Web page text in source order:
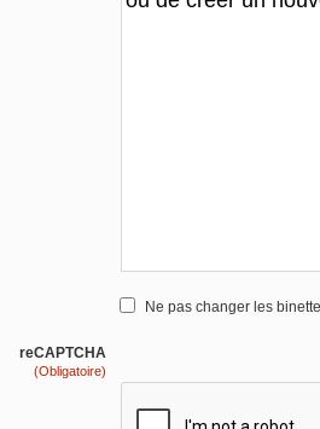
Ne pas changer les
reCAPTCHA
(Obligatoire)